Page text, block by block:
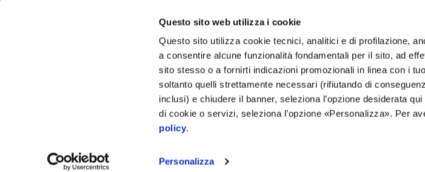
Questo sito web utilizza i cookie
Questo sito utilizza cookie tecnici, analitici e di profilazione,
a consentire alcune funzionalità fondamentali per il sito, ad
sito stesso o a fornirti indicazioni promozionali in linea con i
soltanto quelli strettamente necessari (rifiutando di
inclusi) e chiudere il banner, seleziona l’opzione desiderata
di cookie o servizi, seleziona l’opzione «Personalizza». Per
policy.
Personalizza
P.IVA 03065281200